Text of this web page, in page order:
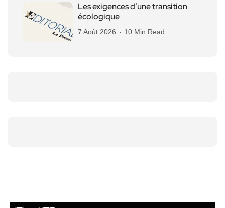
Les exigences d’une transition
écologique
7 Août 2026 10 Min Read